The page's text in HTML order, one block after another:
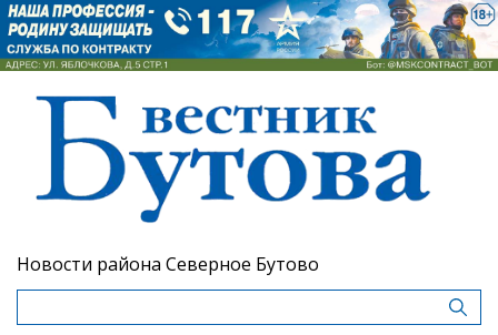
Новости района Северное Бутово